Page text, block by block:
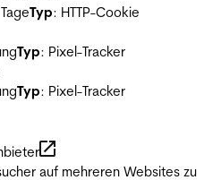
Typ: HTTP-Cookie
Typ: Pixel-Tracker
Typ: Pixel-Tracker
auf mehreren Websites zu